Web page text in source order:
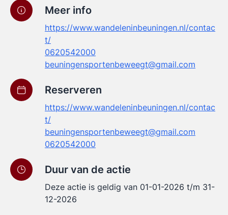
Meer info
https://www.wandeleninbeuningen.nl/contac
t/
0620542000
beuningensportenbeweegt@gmail.com
Reserveren
https://www.wandeleninbeuningen.nl/contac
t/
beuningensportenbeweegt@gmail.com
0620542000
Duur van de actie
Deze actie is geldig van 01-01-2026 t/m 31-
12-2026